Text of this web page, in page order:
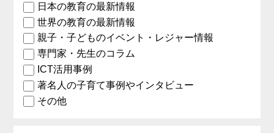
日本の教育の最新情報
世界の教育の最新情報
親子・子どものイベント・レジャー情報
専門家・先生のコラム
ICT活用事例
著名人の子育て事例やインタビュー
その他